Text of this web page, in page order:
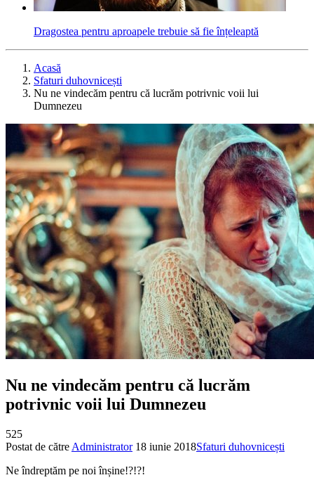
Dragostea pentru aproapele trebuie să fie înțeleaptă
Acasă
Sfaturi duhovnicești
Nu ne vindecăm pentru că lucrăm potrivnic voii lui
Dumnezeu
Nu ne vindecăm pentru că lucrăm
potrivnic voii lui Dumnezeu
525
Postat de către Administrator 18 iunie 2018Sfaturi duhovnicești
Ne îndreptăm pe noi înșine!?!?!